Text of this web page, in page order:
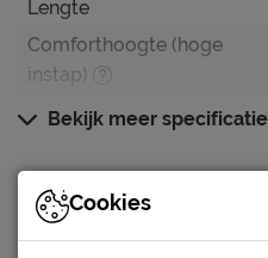
Lengte
Comforthoogte (hoge
instap)
Hoogte hoofdbord
Kenmerken
Elektrisch verstelbare
bedbodem mogelijk?
Bekijk meer
Documenten
Bienne Rondo bed
Cookies